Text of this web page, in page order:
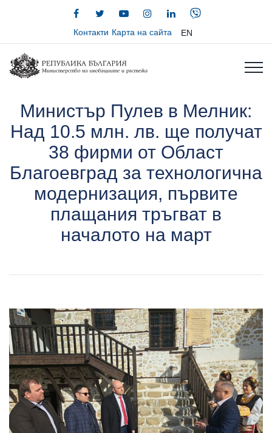
Контакти Карта на сайта EN
Министър Пулев в Мелник:
Над 10.5 млн. лв. ще получат
38 фирми от Област
Благоевград за технологична
модернизация, първите
плащания тръгват в
началото на март